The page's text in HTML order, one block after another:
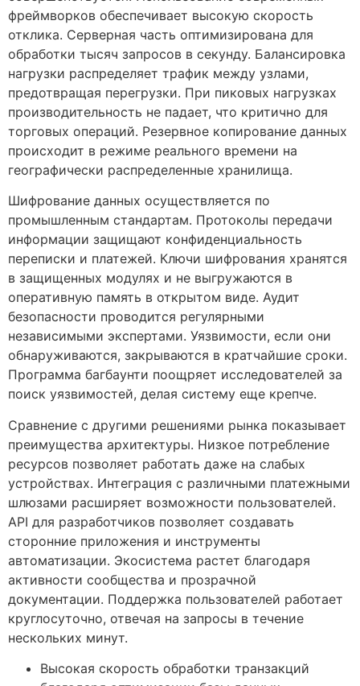
фреймворков обеспечивает высокую скорость
отклика. Серверная часть оптимизирована для
обработки тысяч запросов в секунду. Балансировка
нагрузки распределяет трафик между узлами,
предотвращая перегрузки. При пиковых нагрузках
производительность не падает, что критично для
торговых операций. Резервное копирование данных
происходит в режиме реального времени на
географически распределенные хранилища.
Шифрование данных осуществляется по
промышленным стандартам. Протоколы передачи
информации защищают конфиденциальность
переписки и платежей. Ключи шифрования хранятся
в защищенных модулях и не выгружаются в
оперативную память в открытом виде. Аудит
безопасности проводится регулярными
независимыми экспертами. Уязвимости, если они
обнаруживаются, закрываются в кратчайшие сроки.
Программа багбаунти поощряет исследователей за
поиск уязвимостей, делая систему еще крепче.
Сравнение с другими решениями рынка показывает
преимущества архитектуры. Низкое потребление
ресурсов позволяет работать даже на слабых
устройствах. Интеграция с различными платежными
шлюзами расширяет возможности пользователей.
API для разработчиков позволяет создавать
сторонние приложения и инструменты
автоматизации. Экосистема растет благодаря
активности сообщества и прозрачной
документации. Поддержка пользователей работает
круглосуточно, отвечая на запросы в течение
нескольких минут.
Высокая скорость обработки транзакций